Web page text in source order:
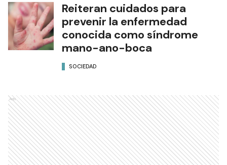
Reiteran cuidados para
prevenir la enfermedad
conocida como síndrome
mano-ano-boca
SOCIEDAD
Ads